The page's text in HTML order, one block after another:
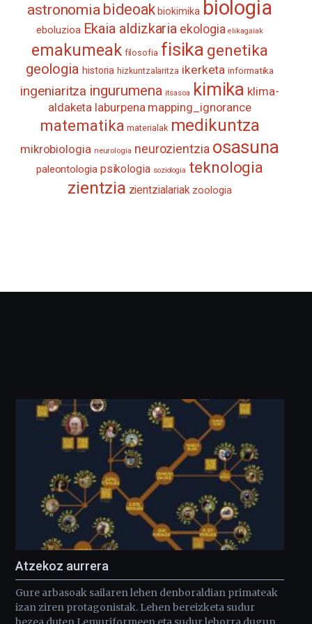
astronomia bideoak biokimika biologia
eboluzioa Ekaia aldizkaria ekologia elikagaiak
emakumeak filosofia fisika genetika
geologia historia hizkuntzalaritza ikerketa informatika
ingeniaritza ingurumena itsasoa kimika klima-
aldaketa laburpena mapping_ignorance
matematika materialak medikuntza
mikrobiologia neurologia neurozientzia osasuna
paleontologia psikologia soziologia teknologia
zientzia zientzialariak zoologia
Atzekoz aurrera
Gure arbasoak sailaren lehen denboraldian primateak
izan ziren protagonistak. Lehen bereizketa sudur